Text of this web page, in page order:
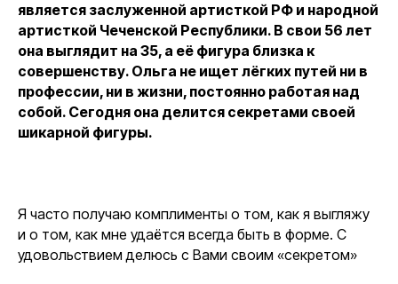
является заслуженной артисткой РФ и народной
артисткой Чеченской Республики. В свои 56 лет
она выглядит на 35, а её фигура близка к
совершенству. Ольга не ищет лёгких путей ни в
профессии, ни в жизни, постоянно работая над
собой. Сегодня она делится секретами своей
шикарной фигуры.
Я часто получаю комплименты о том, как я выгляжу
и о том, как мне удаётся всегда быть в форме. C
удовольствием делюсь с Вами своим «секретом»